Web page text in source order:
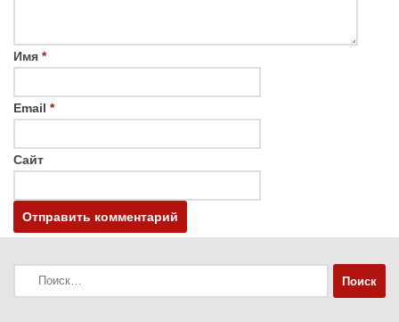
Имя *
Email *
Сайт
Найти: